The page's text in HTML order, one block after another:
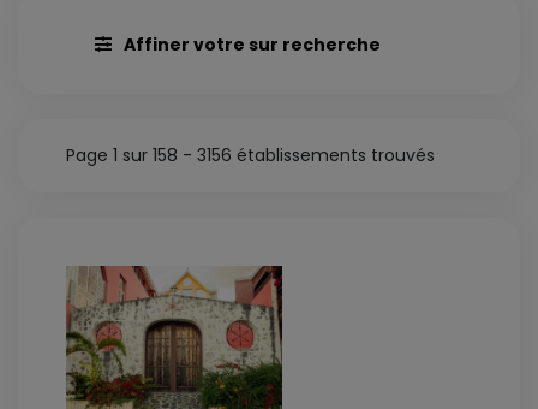
Affiner votre sur recherche
Page 1 sur 158 - 3156 établissements trouvés